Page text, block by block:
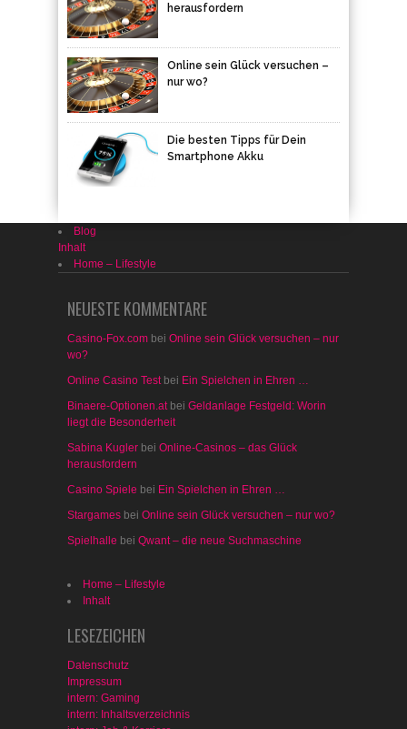
herausfordern
Online sein Glück versuchen –
nur wo?
Die besten Tipps für Dein
Smartphone Akku
Blog
Inhalt
Home – Lifestyle
NEUESTE KOMMENTARE
Casino-Fox.com bei Online sein Glück versuchen – nur
wo?
Online Casino Testbei Ein Spielchen in Ehren …
Binaere-Optionen.atbei Geldanlage Festgeld: Worin
liegt die Besonderheit
Sabina Kugler bei Online-Casinos – das Glück
herausfordern
Casino Spiele bei Ein Spielchen in Ehren …
Stargames bei Online sein Glück versuchen – nur wo?
Spielhalle bei Qwant – die neue Suchmaschine
Home – Lifestyle
Inhalt
LESEZEICHEN
Datenschutz
Impressum
intern: Gaming
intern: Inhaltsverzeichnis